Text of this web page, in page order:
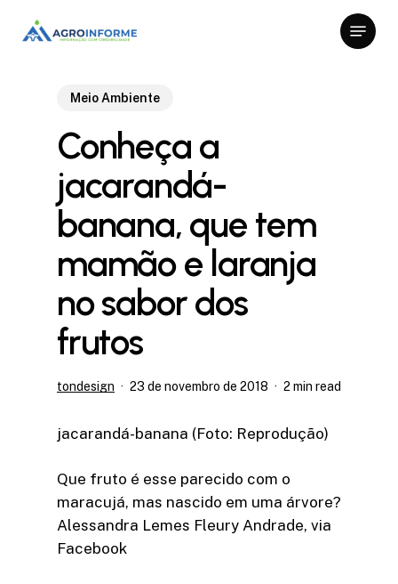
Menu
Meio Ambiente
Conheça a
jacarandá-
banana, que tem
mamão e laranja
no sabor dos
frutos
tondesign 23 de novembro de 2018 2 min read
jacarandá-banana (Foto: Reprodução)
Que fruto é esse parecido com o
maracujá, mas nascido em uma árvore?
Alessandra Lemes Fleury Andrade, via
Facebook